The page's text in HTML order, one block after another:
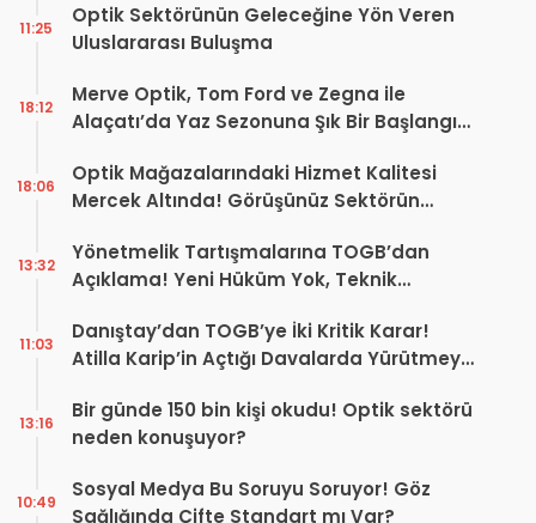
Optik Sektörünün Geleceğine Yön Veren
Uluslararası Buluşma
11:25
Merve Optik, Tom Ford ve Zegna ile
Alaçatı’da Yaz Sezonuna Şık Bir Başlangıç ​​
18:12
Optik Mağazalarındaki Hizmet Kalitesi
Mercek Altında! Görüşünüz Sektörün
18:06
Yönetmelik Tartışmalarına TOGB’dan
Açıklama! Yeni Hüküm Yok, Teknik
13:32
Danıştay’dan TOGB’ye İki Kritik Karar!
Atilla Karip’in Açtığı Davalarda Yürütmeyi
11:03
Bir günde 150 bin kişi okudu! Optik sektörü
neden konuşuyor?
13:16
Sosyal Medya Bu Soruyu Soruyor! Göz
Sağlığında Çifte Standart mı Var?
10:49